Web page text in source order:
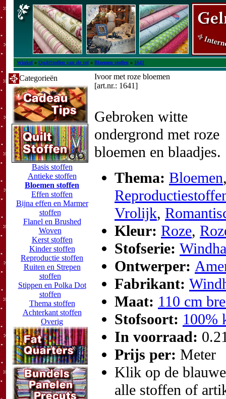
Winkel » QuiltStoffen van de rol » Bloemen stoffen » 1641
Categorieën
Basis stoffen
Antieke stoffen
Bloemen stoffen
Effen stoffen
Bijna effen en Marmer
stoffen
Flanel en Brushed
Woven
Kerst stoffen
Kinder stoffen
Reproductie stoffen
Ruiten en Strepen
stoffen
Stippen en Polka Dot
stoffen
Thema stoffen
Achterkant stoffen
Overig
Ivoor met roze bloemen
[art.nr.: 1641]
Gebroken witte
ondergrond met roze
bloemen en blaadjes.
Thema: Bloemen
Vrolijk,
Kleur: Roze,
Stofserie:
Ontwerper:
Fabrikant:
Maat: 110 cm
Stofsoort: 100%
In voorraad:
Prijs per: Meter
Klik op de
alle stoffen of